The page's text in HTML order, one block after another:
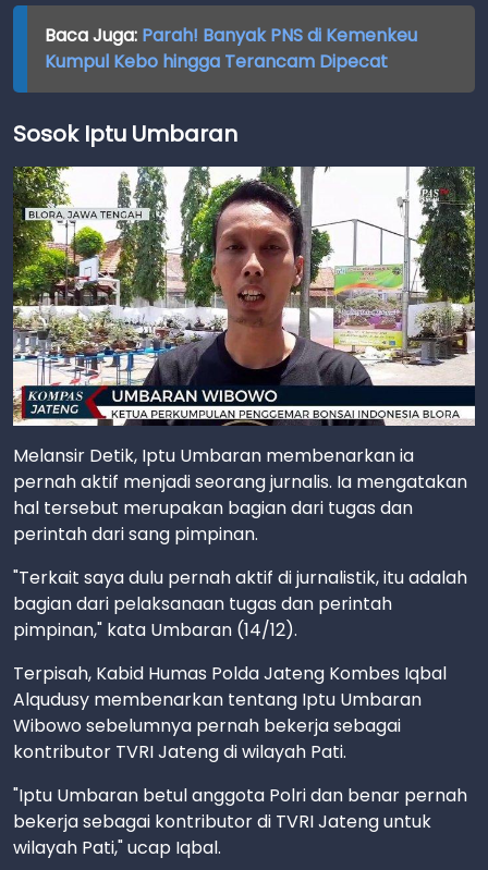
Baca Juga: Parah! Banyak PNS di Kemenkeu
Kumpul Kebo hingga Terancam Dipecat
Sosok Iptu Umbaran
Melansir Detik, Iptu Umbaran membenarkan ia
pernah aktif menjadi seorang jurnalis. Ia mengatakan
hal tersebut merupakan bagian dari tugas dan
perintah dari sang pimpinan.
"Terkait saya dulu pernah aktif di jurnalistik, itu adalah
bagian dari pelaksanaan tugas dan perintah
pimpinan," kata Umbaran (14/12).
Terpisah, Kabid Humas Polda Jateng Kombes Iqbal
Alqudusy membenarkan tentang Iptu Umbaran
Wibowo sebelumnya pernah bekerja sebagai
kontributor TVRI Jateng di wilayah Pati.
"Iptu Umbaran betul anggota Polri dan benar pernah
bekerja sebagai kontributor di TVRI Jateng untuk
wilayah Pati," ucap Iqbal.